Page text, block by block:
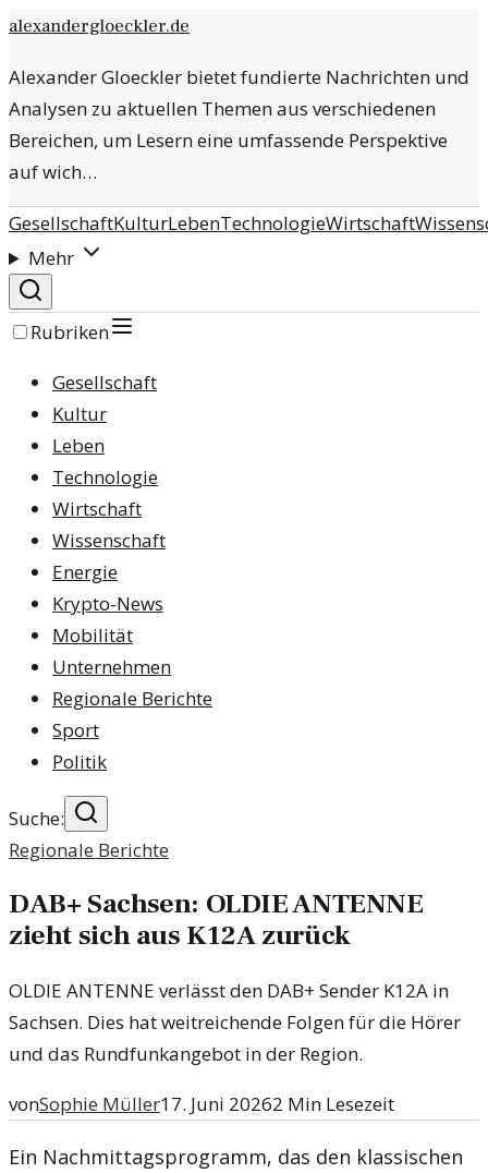
alexandergloeckler.de
Alexander Gloeckler bietet fundierte Nachrichten und
Analysen zu aktuellen Themen aus verschiedenen
Bereichen, um Lesern eine umfassende Perspektive
auf wich…
GesellschaftKulturLebenTechnologieWirtschaft
Mehr
Rubriken
Gesellschaft
Kultur
Leben
Technologie
Wirtschaft
Wissenschaft
Energie
Krypto-News
Mobilität
Unternehmen
Regionale Berichte
Sport
Politik
Suche:
Regionale Berichte
DAB+ Sachsen: OLDIE ANTENNE
zieht sich aus K12A zurück
OLDIE ANTENNE verlässt den DAB+ Sender K12A in
Sachsen. Dies hat weitreichende Folgen für die Hörer
und das Rundfunkangebot in der Region.
vonSophie Müller17. Juni 20262 Min Lesezeit
Ein Nachmittagsprogramm, das den klassischen